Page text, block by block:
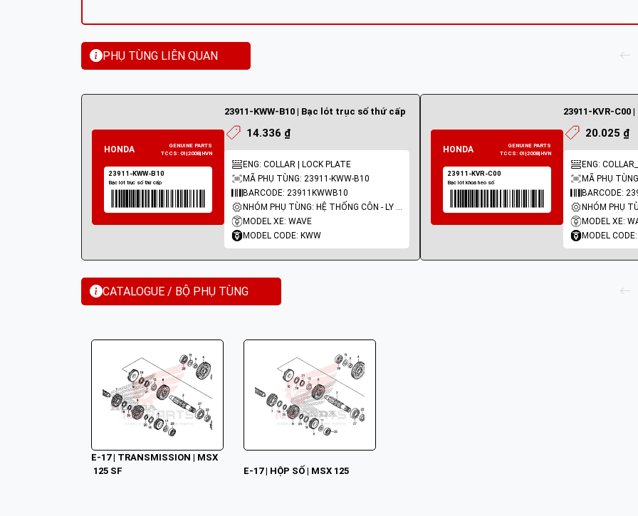
PHỤ TÙNG LIÊN QUAN
23911-KWW-B10 | Bạc lót trục số thứ cấp
14.336 ₫
ENG: COLLAR | LOCK PLATE
MÃ PHỤ TÙNG: 23911-KWW-B10
BARCODE: 23911KWWB10
NHÓM PHỤ TÙNG: HỆ THỐNG CÔN - LY HỢP - TRỤC SỐ - BÁNH RĂNG
MODEL XE: WAVE
MODEL CODE: KWW
23911-KVR-C00
20.025 ₫
ENG:
MÃ PHỤ
BARCODE:
MODEL XE:
MODEL
CATALOGUE / BỘ PHỤ TÙNG
E-17 | TRANSMISSION | MSX
125 SF
E-17 | HỘP SỐ | MSX 125